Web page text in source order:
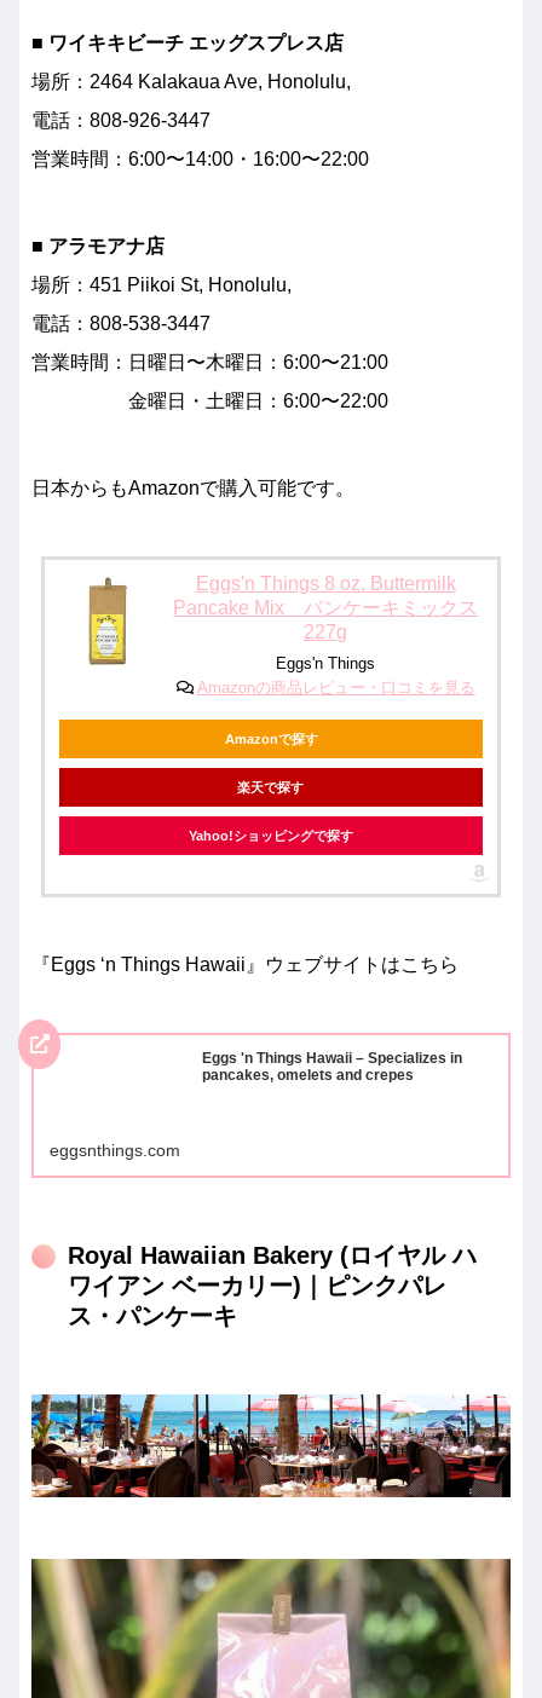
■ ワイキキビーチ エッグスプレス店
場所：2464 Kalakaua Ave, Honolulu,
電話：808-926-3447
営業時間：6:00〜14:00・16:00〜22:00
■ アラモアナ店
場所：451 Piikoi St, Honolulu,
電話：808-538-3447
営業時間：日曜日〜木曜日：6:00〜21:00
金曜日・土曜日：6:00〜22:00
日本からもAmazonで購入可能です。
Eggs'n Things 8 oz. Buttermilk
Pancake Mix パンケーキミックス
227g
Eggs'n Things
Amazonの商品レビュー・口コミを見る
Amazonで探す
楽天で探す
Yahoo!ショッピングで探す
『Eggs ‘n Things Hawaii』ウェブサイトはこちら
Eggs 'n Things Hawaii – Specializes in
pancakes, omelets and crepes
eggsnthings.com
Royal Hawaiian Bakery (ロイヤル ハ
ワイアン ベーカリー)｜ピンクパレ
ス・パンケーキ